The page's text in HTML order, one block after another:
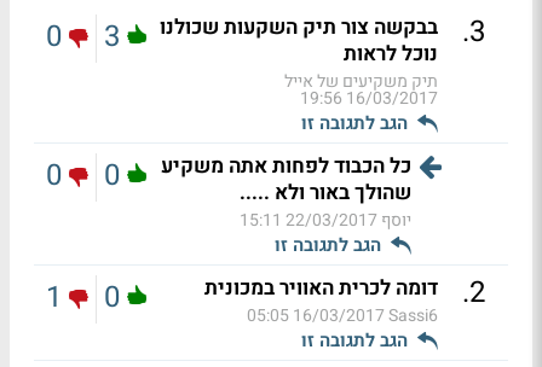
3
.
בבקשה צור תיק השקעות שכולנו
נוכל לראות
תיק משקיעים של אייל
16/03/2017 19:56
הגב לתגובה זו
3
0
כל הכבוד לפחות אתה משקיע
שהולך באור ולא .....
יוסף 22/03/2017 15:11
הגב לתגובה זו
0
0
2
. דומה לכרית האוויר במכונית
Sassi6
16/03/2017 05:05
הגב לתגובה זו
0
1